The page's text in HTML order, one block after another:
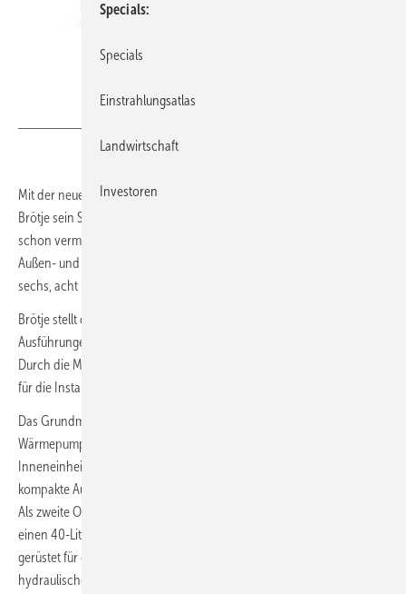
Mit der neuen Wärmepumpenserie BLW Mono ergänzt der Hersteller
Brötje sein Sortiment. Die BLW-Mono-Anlagen sind, wie der Name
schon vermuten lässt, Monoblock-Luft-Wasser-Module, die aus einem
Außen- und Innengerät bestehen. Sie werden in den Leistungsklassen
sechs, acht und elf Kilowatt angeboten.
Brötje stellt die BLW-Mono-Wärmepumpen in verschiedenen
Ausführungen zur Verfügung und deckt so ein breites Einsatzgebiet ab.
Durch die Monoblock-Bauweise haben alle Geräte gemeinsam, dass
für die Installation kein Kälteschein benötigt wird.
Das Grundmodell zur Außenaufstellung umfasst die Luft-Wasser
Wärmepumpe mit Inverter-Technologie. Als bodenstehende
Inneneinheit lässt sich die Variante BLW Mono-K einsetzen, die
kompakte Ausführung mit integriertem 180-Liter-Trinkwasserspeicher.
Als zweite Option nennt Brötje die wandhängende BLW Mono-P, die
einen 40-Liter-Trennpufferspeicher beinhaltet. Damit ist sie bestens
gerüstet für die Erstellung einer Hybridanlage, da der Speicher als
hydraulische Weiche fungiert.
Specials
Specials
Einstrahlungsatlas
Landwirtschaft
Investoren